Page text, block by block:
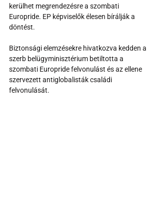
kerülhet megrendezésre a szombati
Europride. EP képviselők élesen bírálják a
döntést.
Biztonsági elemzésekre hivatkozva kedden a
szerb belügyminisztérium betiltotta a
szombati Europride felvonulást és az ellene
szervezett antiglobalisták családi
felvonulását.